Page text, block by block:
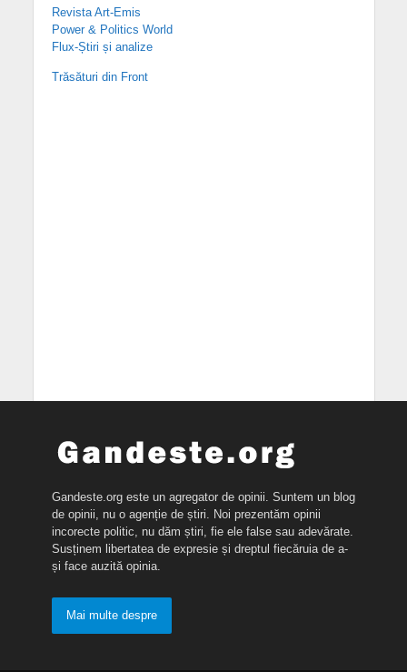
Revista Art-Emis
Power & Politics World
Flux-Știri și analize
Trăsături din Front
Gandeste.org este un agregator de opinii. Suntem un blog
de opinii, nu o agenție de știri. Noi prezentăm opinii
incorecte politic, nu dăm știri, fie ele false sau adevărate.
Susținem libertatea de expresie și dreptul fiecăruia de a-
și face auzită opinia.
Mai multe despre